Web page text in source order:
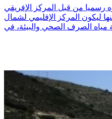
رسميا من قبل المركز الإفريقي
ليكون المركز الإقليمي لشمال